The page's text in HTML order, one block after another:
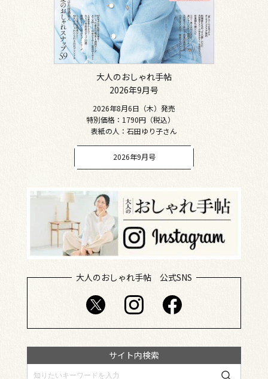
大人のおしゃれ手帖
2026年9月号
2026年8月6日（木）発売
特別価格：1790円（税込）
表紙の人：石田ゆり子さん
2026年9月号
大人のおしゃれ手帖 公式SNS
サイト内検索